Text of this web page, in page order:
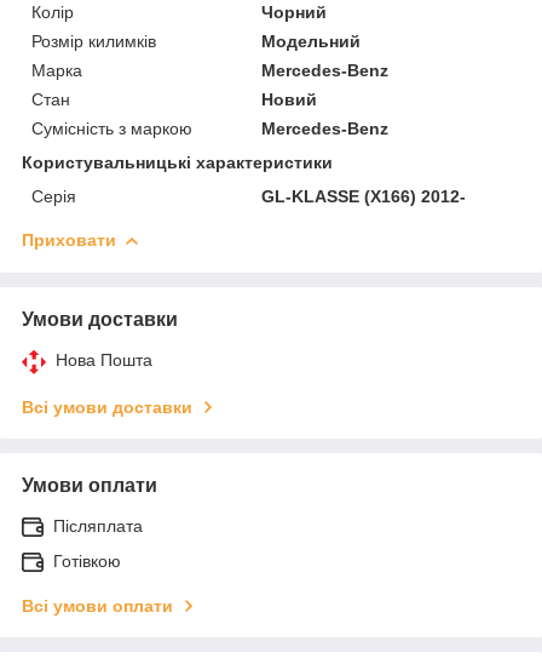
Колір
Чорний
Розмір килимків
Модельний
Марка
Mercedes-Benz
Стан
Новий
Сумісність з маркою
Mercedes-Benz
Користувальницькі характеристики
Серія
GL-KLASSE (X166) 2012-
Приховати
Умови доставки
Нова Пошта
Всі умови доставки
Умови оплати
Післяплата
Готівкою
Всі умови оплати